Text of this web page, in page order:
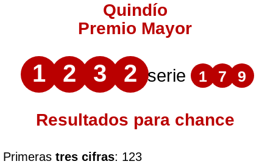
Quindío
Premio Mayor
1 2 3 2 serie 1 7 9
Resultados para chance
Primeras tres cifras: 123